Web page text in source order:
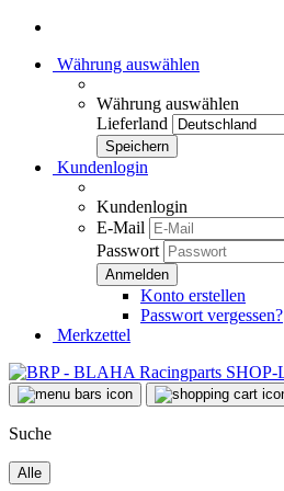
Währung auswählen
Währung auswählen
Lieferland
Kundenlogin
Kundenlogin
E-Mail
Passwort
Konto erstellen
Passwort vergessen?
Merkzettel
Suche
Alle